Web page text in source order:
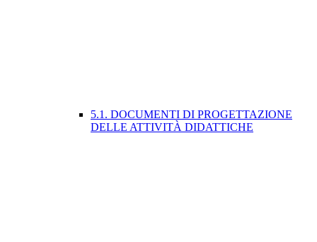
5.1. DOCUMENTI DI PROGETTAZIONE
DELLE ATTIVITÀ DIDATTICHE